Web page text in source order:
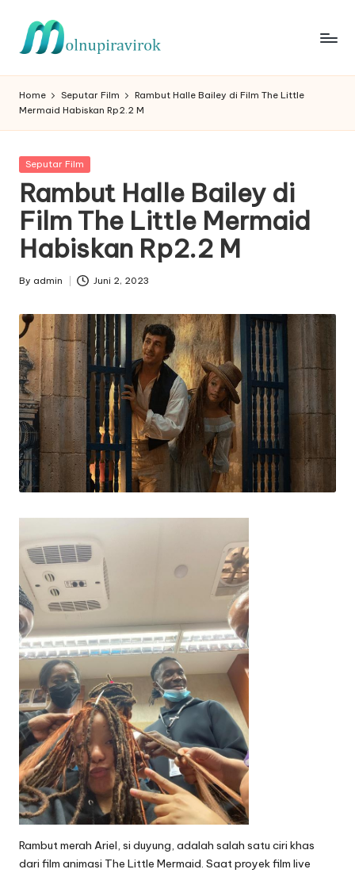
Home Seputar Film
Rambut Halle Bailey di Film The Little
Mermaid Habiskan Rp2.2 M
Posted
Seputar Film
Rambut Halle Bailey di
Film The Little Mermaid
Habiskan Rp2.2 M
Posted
By admin Juni 2, 2023
Rambut merah Ariel, si duyung, adalah salah satu ciri khas
dari film animasi The Little Mermaid. Saat proyek film live